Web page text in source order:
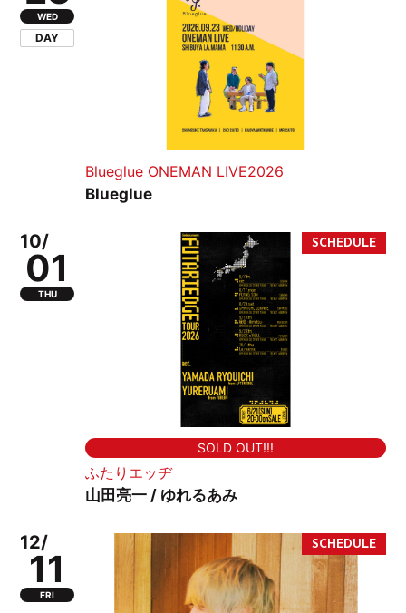
WED
DAY
Blueglue ONEMAN LIVE2026
Blueglue
10/
01
THU
SOLD OUT!!!
ふたりエッヂ
山田亮一 / ゆれるあみ
12/
11
FRI